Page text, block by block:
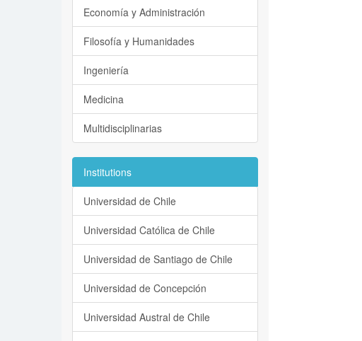
Economía y Administración
Filosofía y Humanidades
Ingeniería
Medicina
Multidisciplinarias
Institutions
Universidad de Chile
Universidad Católica de Chile
Universidad de Santiago de Chile
Universidad de Concepción
Universidad Austral de Chile